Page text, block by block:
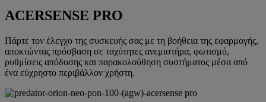
ACERSENSE PRO
Πάρτε τον έλεγχο της συσκευής σας με τη βοήθεια της εφαρμογής,
αποκτώντας πρόσβαση σε ταχύτητες ανεμιστήρα, φωτισμό,
ρυθμίσεις απόδοσης και παρακολούθηση συστήματος μέσα από
ένα εύχρηστο περιβάλλον χρήστη.